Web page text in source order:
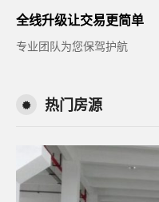
全线升级让交易更简单
专业团队为您保驾护航
热门房源